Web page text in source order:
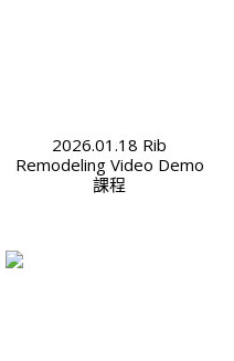
2026.01.18 Rib
Remodeling Video Demo
課程